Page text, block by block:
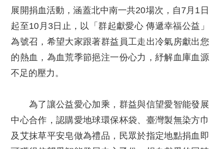
展開捐血活動，涵蓋北中南一共20場次，自7月1日
起至10月3日止，以「群起獻愛心 傳遞幸福公益」
為號召，希望大家跟著群益員工走出冷氣房獻出您
的熱血，為血荒季節挹注一份心力，紓解血庫血源
不足的壓力。
為了讓公益愛心加乘，群益與信望愛智能發展
中心合作，認購愛地球環保杯袋、臺灣製無染方巾
及艾抹草平安皂做為禮品，民眾於指定地點捐血即